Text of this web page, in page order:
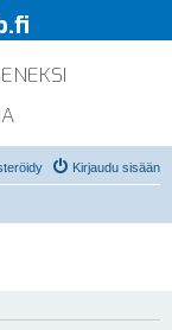
Kirjaudu sisään